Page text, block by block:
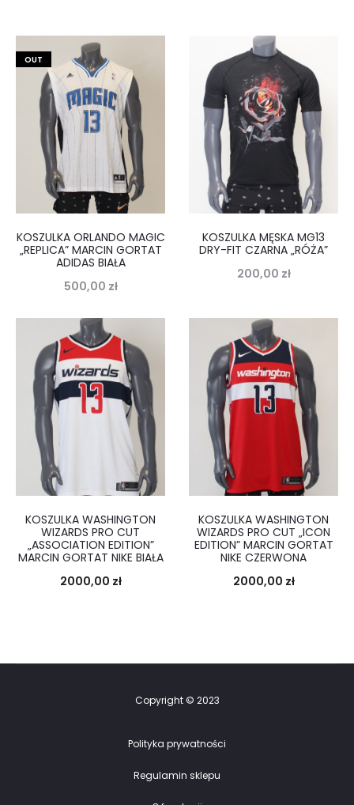
OUT
KOSZULKA ORLANDO MAGIC
„REPLICA” MARCIN GORTAT
ADIDAS BIAŁA
500,00 zł
KOSZULKA MĘSKA MG13
DRY-FIT CZARNA „RÓŻA”
200,00 zł
KOSZULKA WASHINGTON
WIZARDS PRO CUT
„ASSOCIATION EDITION”
MARCIN GORTAT NIKE BIAŁA
2000,00 zł
KOSZULKA WASHINGTON
WIZARDS PRO CUT „ICON
EDITION” MARCIN GORTAT
NIKE CZERWONA
2000,00 zł
Copyright © 2023
Polityka prywatności
Regulamin sklepu